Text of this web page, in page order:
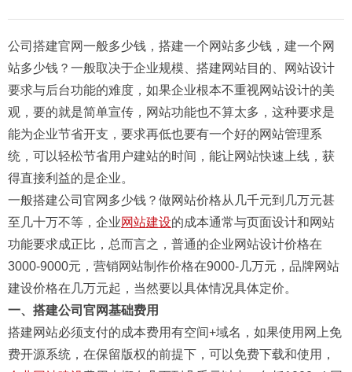
公司搭建官网一般多少钱，搭建一个网站多少钱，建一个网
站多少钱？一般取决于企业规模、搭建网站目的、网站设计
要求与后台功能的难度，如果企业根本不重视网站设计的美
观，要的就是简单宣传，网站功能也不算太多，这种要求是
能为企业节省开支，要求再低也要有一个好的网站管理系
统，可以轻松节省用户建站的时间，能让网站快速上线，获
得直接利益的是企业。
一般搭建公司官网多少钱？做网站价格从几千元到几万元甚
至几十万不等，企业网站建设的成本通常与页面设计和网站
功能要求成正比，总而言之，普通的企业网站设计价格在
3000-9000元，营销网站制作价格在9000-几万元，品牌网站
建设价格在几万元起，当然要以具体情况具体定价。
一、搭建公司官网基础费用
搭建网站必须支付的成本费用有空间+域名，如果使用网上免
费开源系统，在保留版权的前提下，可以免费下载和使用，